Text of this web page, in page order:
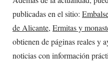
publicadas en el sitio:
de Alicante, Ermitas y
obtienen de páginas reales y
noticias con información